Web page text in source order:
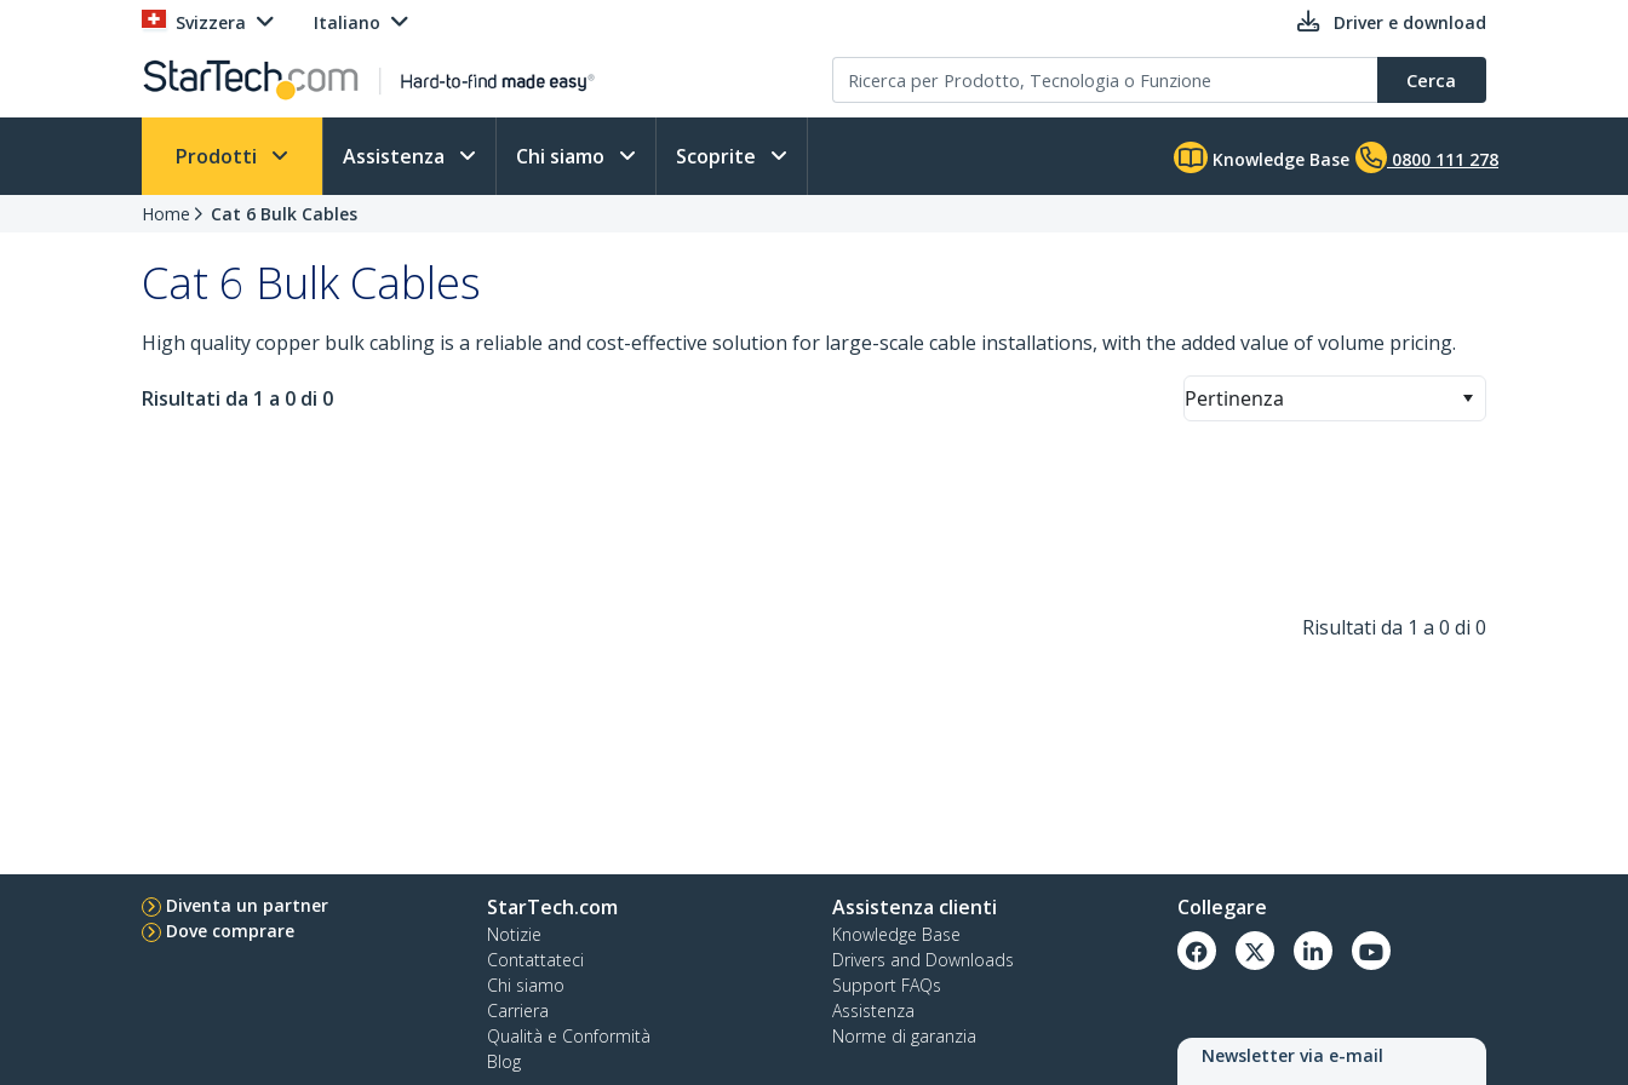
Svizzera Italiano Driver e download
Cerca
Prodotti Assistenza Chi siamo Scoprite Knowledge Base 0800 111 278
Home Cat 6 Bulk Cables
Cat 6 Bulk Cables
High quality copper bulk cabling is a reliable and cost-effective solution for large-scale cable installations, with the added value of volume pricing.
Risultati da 1 a 0 di 0 Pertinenza
Risultati da 1 a 0 di 0
Diventa un partner
Dove comprare
StarTech.com
Notizie
Contattateci
Chi siamo
Carriera
Qualità e Conformità
Blog
Assistenza clienti
Knowledge Base
Drivers and Downloads
Support FAQs
Assistenza
Norme di garanzia
Collegare
Newsletter via e-mail